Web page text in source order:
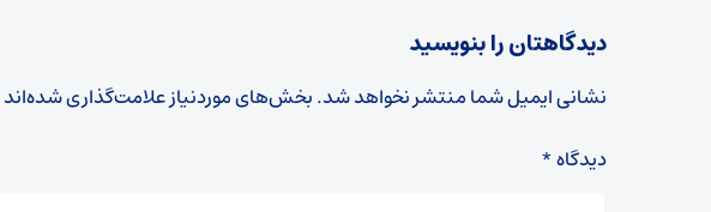
دیدگاهتان را بنویسید
نشانی ایمیل شما منتشر نخواهد شد.بخش‌های موردنیاز علامت‌گذاری شده‌اند
دیدگاه*